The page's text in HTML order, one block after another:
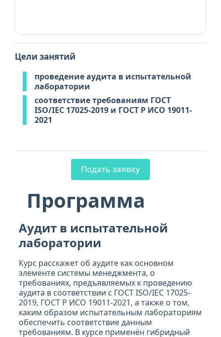
Цели занятий
проведение аудита в испытательной
лаборатории
соответствие требованиям ГОСТ
ISO/IEC 17025-2019 и ГОСТ Р ИСО 19011-
2021
Подать заявку
Программа
Аудит в испытательной
лаборатории
Курс расскажет об аудите как основном
элементе системы менеджмента, о
требованиях, предъявляемых к проведению
аудита в соответствии с ГОСТ ISO/IEC 17025-
2019, ГОСТ Р ИСО 19011-2021, а также о том,
каким образом испытательным лабораториям
обеспечить соответствие данным
требованиям. В курсе применён гибридный